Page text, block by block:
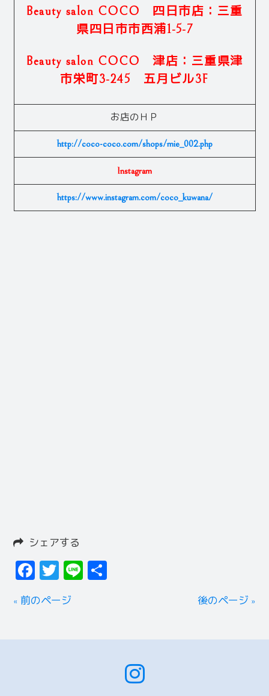
Beauty salon COCO 四日市店：三重
県四日市市西浦1-5-7
Beauty salon COCO 津店：三重県津
市栄町3-245 五月ビル3F
お店のＨＰ
http://coco-coco.com/shops/mie_002.php
Instagram
https://www.instagram.com/coco_kuwana/
シェアする
Facebook
Twitter
Line
« 前のページ 後のページ »